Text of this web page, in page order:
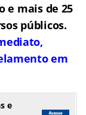
e mais de 25
públicos.
em
e